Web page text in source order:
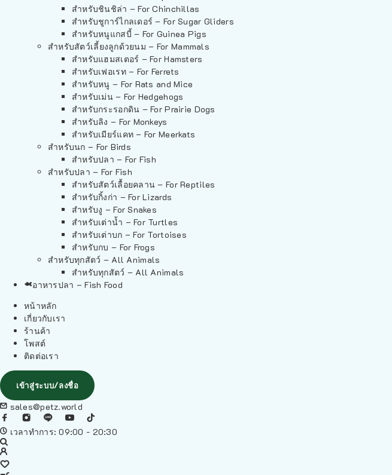
สำหรับชินชิล่า – For Chinchillas
สำหรับชูการ์ไกลเดอร์ – For Sugar Gliders
สำหรับหนูแกสบี้ – For Guinea Pigs
สำหรับสัตว์เลี้ยงลูกด้วยนม – For Mammals
สำหรับแฮมสเตอร์ – For Hamsters
สำหรับเฟอเรท – For Ferrets
สำหรับหนู – For Rats and Mice
สำหรับเม่น – For Hedgehogs
สำหรับกระรอกดิน – For Prairie Dogs
สำหรับลิง – For Monkeys
สำหรับเมียร์แคท – For Meerkats
สำหรับนก – For Birds
สำหรับปลา – For Fish
สำหรับปลา – For Fish
สำหรับสัตว์เลื้อยคลาน – For Reptiles
สำหรับกิ้งก่า – For Lizards
สำหรับงู – For Snakes
สำหรับเต่าน้ำ – For Turtles
สำหรับเต่าบก – For Tortoises
สำหรับกบ – For Frogs
สำหรับทุกสัตว์ – All Animals
สำหรับทุกสัตว์ – All Animals
อาหารปลา – Fish Food
หน้าหลัก
เกี่ยวกับเรา
ร้านค้า
โพสต์
ติดต่อเรา
เข้าสู่ระบบ/ลงชื่อ
sales@petz.world
เวลาทำการ: 09:00 - 20:30